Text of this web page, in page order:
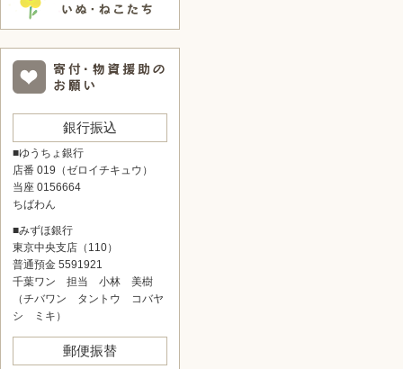
銀行振込
■ゆうちょ銀行
店番 019（ゼロイチキュウ）
当座 0156664
ちばわん
■みずほ銀行
東京中央支店（110）
普通預金 5591921
千葉ワン 担当 小林 美樹
（チバワン タントウ コバヤ
シ ミキ）
郵便振替